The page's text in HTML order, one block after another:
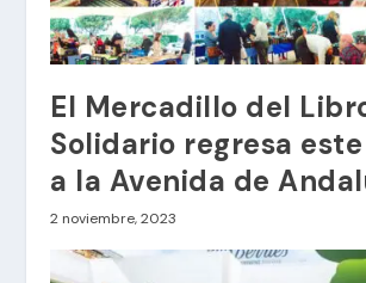
El Mercadillo del
Solidario regresa
a la Avenida de
2 noviembre, 2023